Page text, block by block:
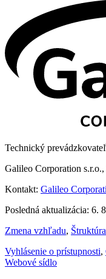
Technický
Galileo Corporation
Kontakt: Galileo
Posledná aktualizácia: 6.
Zmena vzhľadu,
Vyhlásenie o prístupnosti,
Webové sídlo